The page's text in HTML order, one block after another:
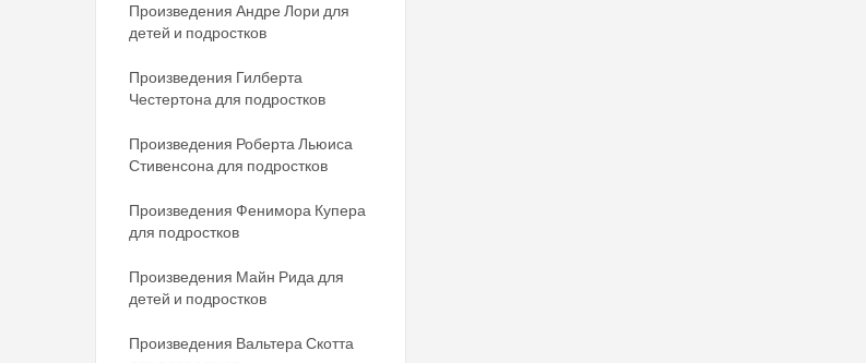
Произведения Андре Лори для
детей и подростков
Произведения Гилберта
Честертона для подростков
Произведения Роберта Льюиса
Стивенсона для подростков
Произведения Фенимора Купера
для подростков
Произведения Майн Рида для
детей и подростков
Произведения Вальтера Скотта